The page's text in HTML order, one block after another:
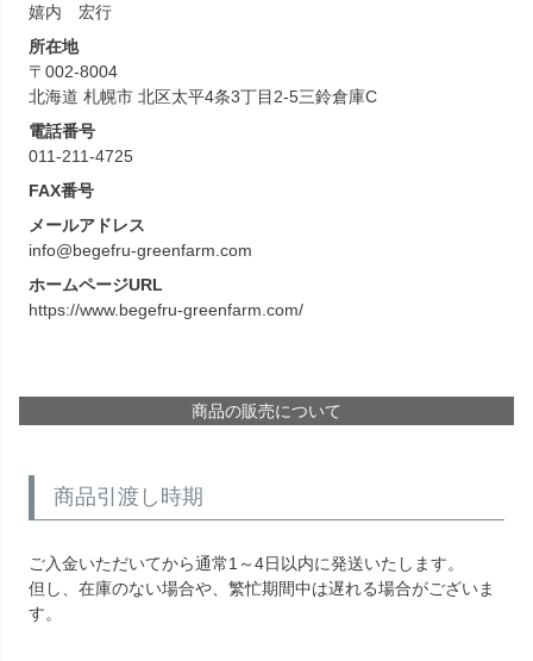
嬉内 宏行
所在地
〒002-8004
北海道 札幌市 北区太平4条3丁目2-5三鈴倉庫C
電話番号
011-211-4725
FAX番号
メールアドレス
info@begefru-greenfarm.com
ホームページURL
https://www.begefru-greenfarm.com/
商品の販売について
商品引渡し時期
ご入金いただいてから通常1～4日以内に発送いたします。
但し、在庫のない場合や、繁忙期間中は遅れる場合がございま
す。